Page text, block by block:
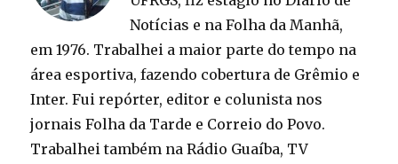
Notícias e na Folha da Manhã,
em 1976. Trabalhei a maior parte do tempo na
área esportiva, fazendo cobertura de Grêmio e
Inter. Fui repórter, editor e colunista nos
jornais Folha da Tarde e Correio do Povo.
Trabalhei também na Rádio Guaíba, TV